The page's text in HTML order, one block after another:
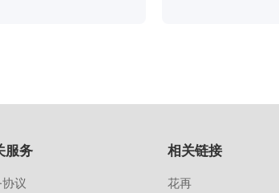
服务
议
相关链接
花再